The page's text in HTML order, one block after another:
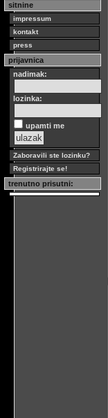
sitnine
impressum
kontakt
press
prijavnica
nadimak:
lozinka:
upamti me
Zaboravili ste lozinku?
Registrirajte se!
trenutno prisutni: